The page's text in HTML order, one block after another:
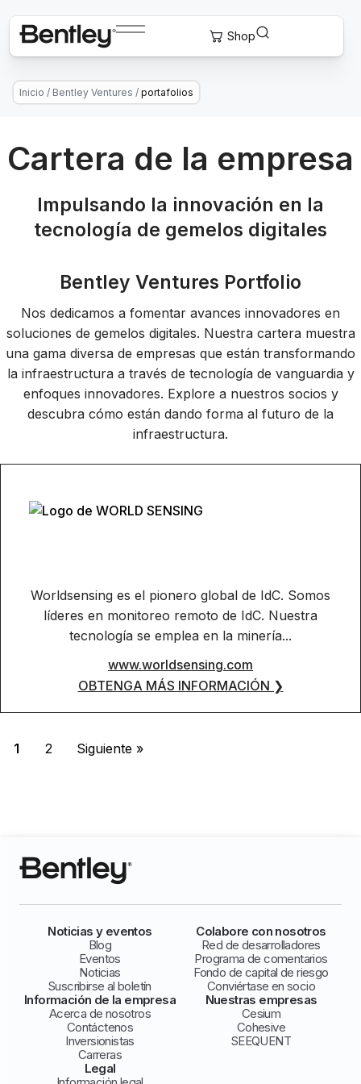
Inicio / Bentley Ventures / portafolios
Cartera de la empresa
Impulsando la innovación en la
tecnología de gemelos digitales
Bentley Ventures Portfolio
Nos dedicamos a fomentar avances innovadores en
soluciones de gemelos digitales. Nuestra cartera muestra
una gama diversa de empresas que están transformando
la infraestructura a través de tecnología de vanguardia y
enfoques innovadores. Explore a nuestros socios y
descubra cómo están dando forma al futuro de la
infraestructura.
Worldsensing es el pionero global de IdC. Somos
líderes en monitoreo remoto de IdC. Nuestra
tecnología se emplea en la minería...
www.worldsensing.com
OBTENGA MÁS INFORMACIÓN ❯
1 2 Siguiente »
Noticias y eventos
Blog
Eventos
Noticias
Suscribirse al boletín
Colabore con nosotros
Red de desarrolladores
Programa de comentarios
Fondo de capital de riesgo
Conviértase en socio
Información de la empresa
Acerca de nosotros
Contáctenos
Inversionistas
Carreras
Nuestras empresas
Cesium
Cohesive
SEEQUENT
Legal